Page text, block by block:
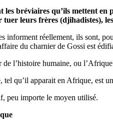
bréviaires qu’ils mettent en
leurs frères (djihadistes),
informent réellement, ils sont,
du charnier de Gossi est
l’histoire humaine, ou
qu’il apparait en Afrique, est
peu importe le moyen utilisé.